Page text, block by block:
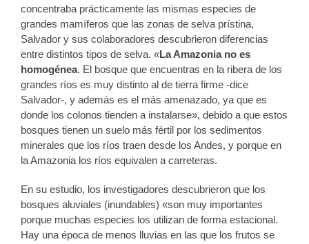
concentraba prácticamente las mismas especies de
grandes mamíferos que las zonas de selva prístina,
Salvador y sus colaboradores descubrieron diferencias
entre distintos tipos de selva. «La Amazonia no es
homogénea. El bosque que encuentras en la ribera de los
grandes ríos es muy distinto al de tierra firme -dice
Salvador-, y además es el más amenazado, ya que es
donde los colonos tienden a instalarse», debido a que estos
bosques tienen un suelo más fértil por los sedimentos
minerales que los ríos traen desde los Andes, y porque en
la Amazonia los ríos equivalen a carreteras.
En su estudio, los investigadores descubrieron que los
bosques aluviales (inundables) «son muy importantes
porque muchas especies los utilizan de forma estacional.
Hay una época de menos lluvias en las que los frutos se